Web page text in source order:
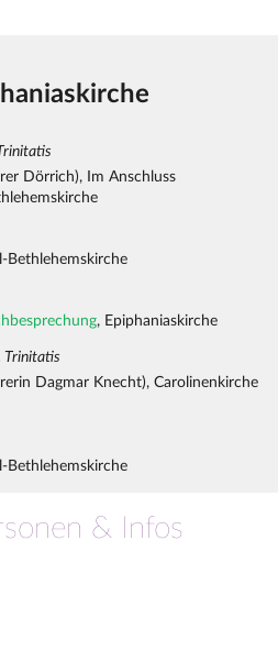
Dörrich), Im Anschluss
Bethlehemskirche
, Epiphaniaskirche
Trinitatis
Dagmar Knecht), Carolinenkirche
Bethlehemskirche
& Infos